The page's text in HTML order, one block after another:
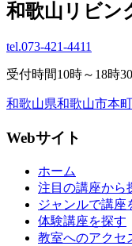
和歌山リビン
tel.073-421-4411
受付時間10時～18時
和歌山県和歌山市本
Webサイト
ホーム
注目の講座から
ジャンルで講座
体験講座を探す
教室へのアクセ